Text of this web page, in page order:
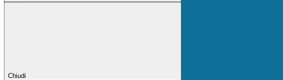
Chiudi